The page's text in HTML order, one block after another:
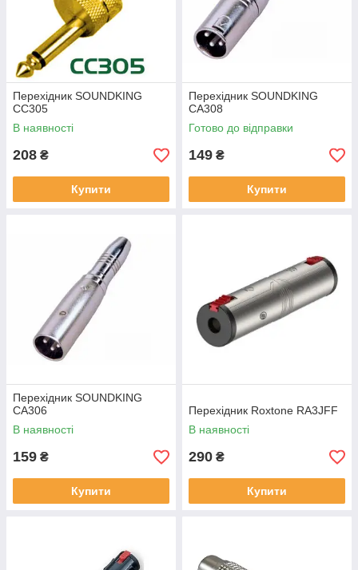
Перехідник SOUNDKING
CC305
В наявності
208 ₴
Купити
Перехідник SOUNDKING
CA308
Готово до відправки
149 ₴
Купити
Перехідник SOUNDKING
CA306
В наявності
159 ₴
Купити
Перехідник Roxtone RA3JFF
В наявності
290 ₴
Купити